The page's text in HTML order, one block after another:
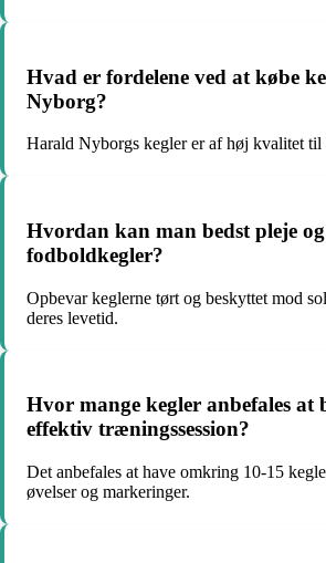
Hvad er fordelene ved at købe
Nyborg?
Harald Nyborgs kegler er af høj kvalitet til
Hvordan kan man bedst pleje
fodboldkegler?
Opbevar keglerne tørt og beskyttet mod
deres levetid.
Hvor mange kegler anbefales at
effektiv træningssession?
Det anbefales at have omkring 10-15
øvelser og markeringer.